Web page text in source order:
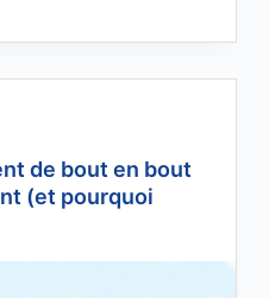
de bout en bout
(et pourquoi